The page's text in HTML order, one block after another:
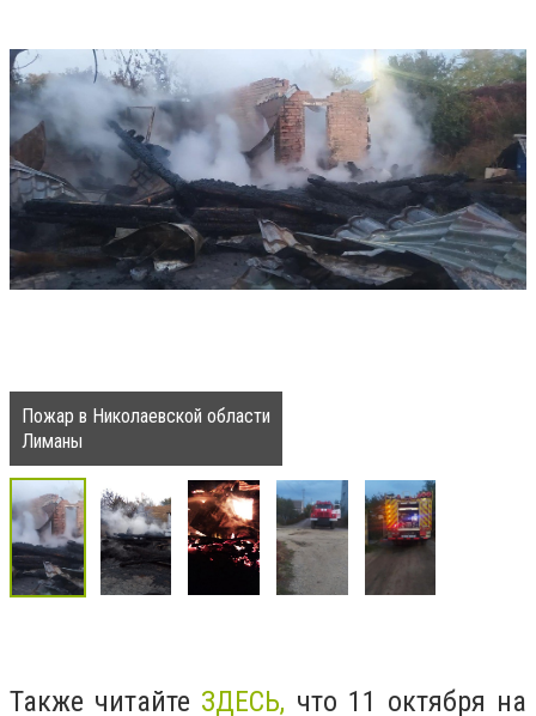
Пожар в Николаевской области
Лиманы
Также читайте ЗДЕСЬ, что 11 октября на